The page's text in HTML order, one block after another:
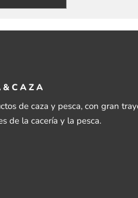
de caza y pesca, con gran
de la cacería y la pesca.